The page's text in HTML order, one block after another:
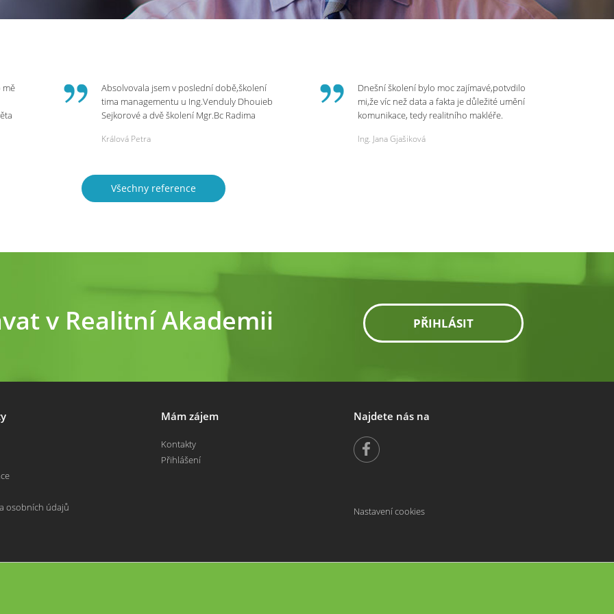
mě
Absolvovala jsem v poslední době,školení
tima managementu u Ing.Venduly Dhouieb
Sejkorové a dvě školení Mgr.Bc Radima
doporučit,neboť mi změnily pohled na
Králová Petra
Dnešní školení bylo moc zajímavé,potvdilo
mi,že víc než data a fakta je důležité umění
komunikace, tedy realitního makléře.
rozhovor či náběr u klienta. Výsledkem je
Ing. Jana Gjašiková
Všechny reference
PŘIHLÁSIT
v Realitní Akademii
osobních údajů
Mám zájem
Kontakty
Přihlášení
Najdete nás na
Nastavení cookies